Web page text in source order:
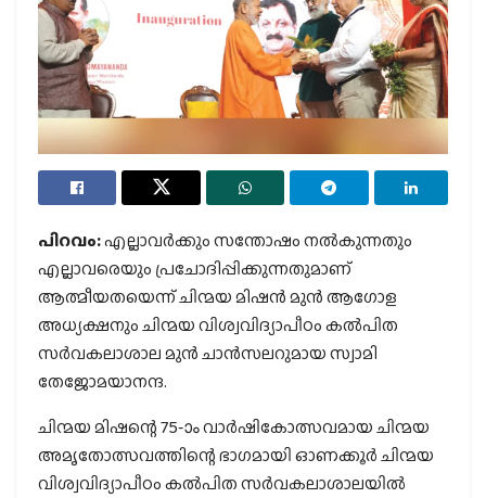
പിറവം:എല്ലാവര്‍ക്കും സന്തോഷം നല്‍കുന്നതും
എല്ലാവരെയും പ്രചോദിപ്പിക്കുന്നതുമാണ്
ആത്മീയതയെന്ന് ചിന്മയ മിഷന്‍ മുന്‍ ആഗോള
അധ്യക്ഷനും ചിന്മയ വിശ്വവിദ്യാപീഠം കല്‍പിത
സര്‍വകലാശാല മുന്‍ ചാന്‍സലറുമായ സ്വാമി
തേജോമയാനന്ദ.
ചിന്മയ മിഷന്റെ 75-ാം വാര്‍ഷികോത്സവമായ ചിന്മയ
അമൃതോത്സവത്തിന്റെ ഭാഗമായി ഓണക്കൂര്‍ ചിന്മയ
വിശ്വവിദ്യാപീഠം കല്‍പിത സര്‍വകലാശാലയില്‍